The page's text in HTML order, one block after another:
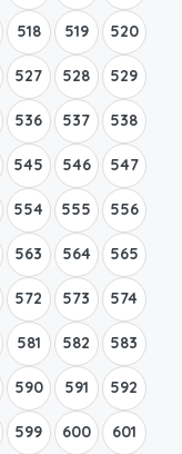
518 519 520
527 528 529
536 537 538
545 546 547
554 555 556
563 564 565
572 573 574
581 582 583
590 591 592
599 600 601